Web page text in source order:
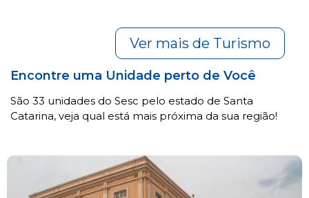
Ver mais de Turismo
Encontre uma Unidade perto de Você
São 33 unidades do Sesc pelo estado de Santa
Catarina, veja qual está mais próxima da sua região!